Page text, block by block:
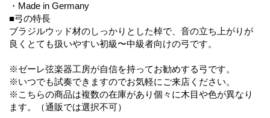
・Made in Germany
■弓の特長
ブラジルウッド材のしっかりとした棹で、音の立ち上がりが
良くとても扱いやすい初級〜中級者向けの弓です。
※ゼーレ弦楽器工房が自信を持ってお勧めする弓です。
※いつでも試奏できますのでお気軽にご来店ください。
※こちらの商品は複数の在庫があり個々に木目や色が異なり
ます。（通販では選択不可）